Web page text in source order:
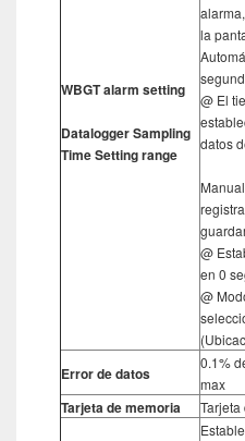
WBGT alarm setting
Datalogger Sampling
Time Setting range
la
@ El
datos
@
en 0
@
Error de datos
0.1%
max
Tarjeta de memoria Tarjeta